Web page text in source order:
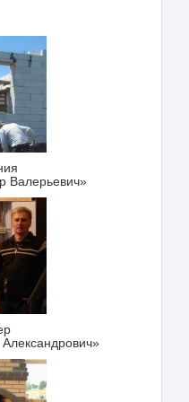
Валерьевич»